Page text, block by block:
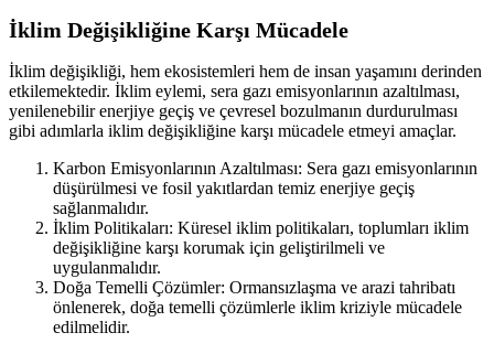
İklim Değişikliğine Karşı Mücadele
İklim değişikliği, hem ekosistemleri hem de insan yaşamını derinden
etkilemektedir. İklim eylemi, sera gazı emisyonlarının azaltılması,
yenilenebilir enerjiye geçiş ve çevresel bozulmanın durdurulması
gibi adımlarla iklim değişikliğine karşı mücadele etmeyi amaçlar.
Karbon Emisyonlarının Azaltılması: Sera gazı emisyonlarının
düşürülmesi ve fosil yakıtlardan temiz enerjiye geçiş
sağlanmalıdır.
İklim Politikaları: Küresel iklim politikaları, toplumları iklim
değişikliğine karşı korumak için geliştirilmeli ve
uygulanmalıdır.
Doğa Temelli Çözümler: Ormansızlaşma ve arazi tahribatı
önlenerek, doğa temelli çözümlerle iklim kriziyle mücadele
edilmelidir.